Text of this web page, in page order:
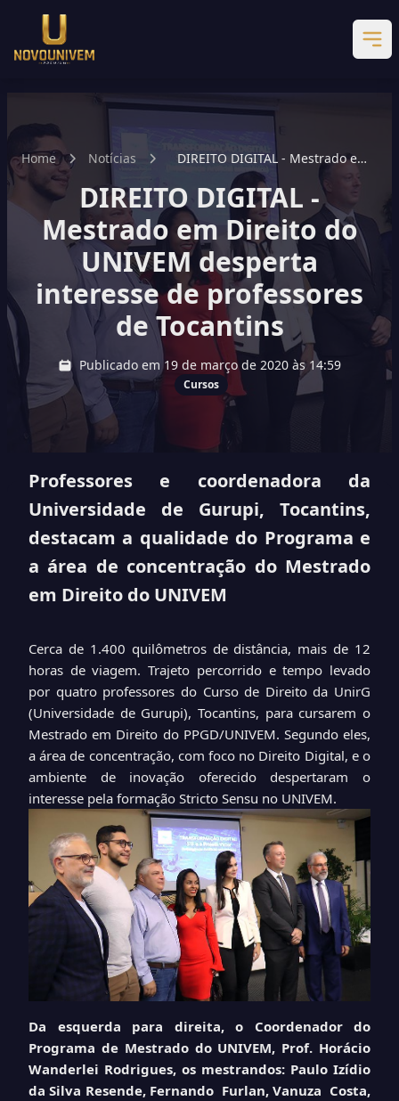
Home Notícias
DIREITO DIGITAL - Mestrado em
Direito do UNIVEM desperta
interesse de professores de
Tocantins
DIREITO DIGITAL -
Mestrado em Direito do
UNIVEM desperta
interesse de professores
de Tocantins
Publicado em 19 de março de 2020 às 14:59
Cursos
Professores e coordenadora da
Universidade de Gurupi, Tocantins,
destacam a qualidade do Programa e
a área de concentração do Mestrado
em Direito do UNIVEM
Cerca de 1.400 quilômetros de distância, mais de 12
horas de viagem. Trajeto percorrido e tempo levado
por quatro professores do Curso de Direito da UnirG
(Universidade de Gurupi), Tocantins, para cursarem o
Mestrado em Direito do PPGD/UNIVEM. Segundo eles,
a área de concentração, com foco no Direito Digital, e o
ambiente de inovação oferecido despertaram o
interesse pela formação Stricto Sensu no UNIVEM.
Da esquerda para direita, o Coordenador do
Programa de Mestrado do UNIVEM, Prof. Horácio
Wanderlei Rodrigues, os mestrandos: Paulo Izídio
da Silva Resende, Fernando Furlan, Vanuza Costa,